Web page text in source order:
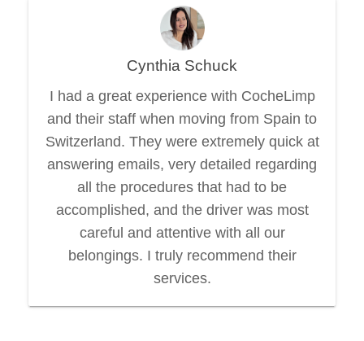
Cynthia Schuck
I had a great experience with CocheLimp
and their staff when moving from Spain to
Switzerland. They were extremely quick at
answering emails, very detailed regarding
all the procedures that had to be
accomplished, and the driver was most
careful and attentive with all our
belongings. I truly recommend their
services.